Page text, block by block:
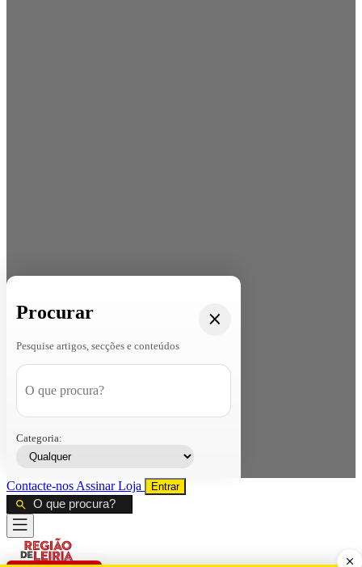
Procurar
Pesquise artigos, secções e conteúdos
Categoria:
Contacte-nos AssinarLoja Entrar